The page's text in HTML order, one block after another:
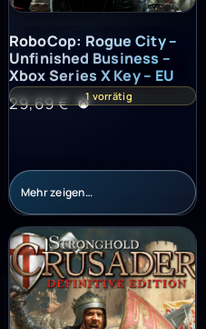
– Tides of Torment (PC) –
RoboCop: Rogue City –
RoboCop: Rogue City –
Unfinished Business –
Xbox Series X Key – EU
29,69€ 1 vorrätig
Mehr zeigen…